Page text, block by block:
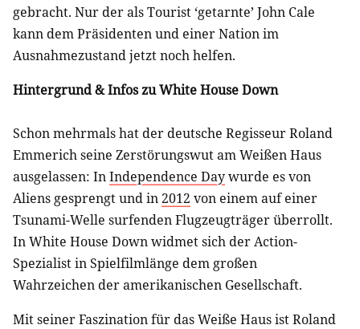
gebracht. Nur der als Tourist ‘getarnte’ John Cale
kann dem Präsidenten und einer Nation im
Ausnahmezustand jetzt noch helfen.
Hintergrund & Infos zu White House Down
Schon mehrmals hat der deutsche Regisseur Roland
Emmerich seine Zerstörungswut am Weißen Haus
ausgelassen: InIndependence Daywurde es von
Aliens gesprengt und in2012 von einem auf einer
Tsunami-Welle surfenden Flugzeugträger überrollt.
In White House Down widmet sich der Action-
Spezialist in Spielfilmlänge dem großen
Wahrzeichen der amerikanischen Gesellschaft.
Mit seiner Faszination für das Weiße Haus ist Roland